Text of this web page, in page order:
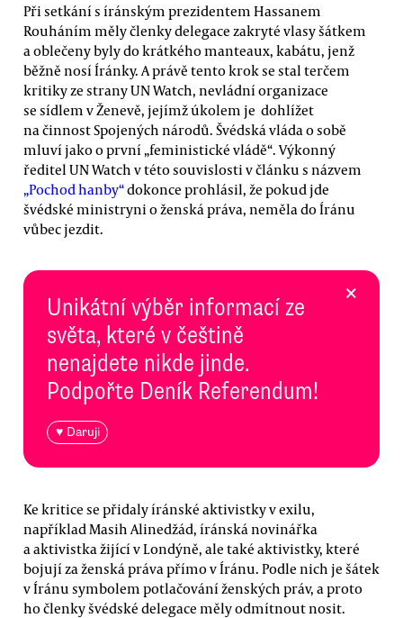
Při setkání s íránským prezidentem Hassanem
Rouháním měly členky delegace zakryté vlasy šátkem
a oblečeny byly do krátkého manteaux, kabátu, jenž
běžně nosí Íránky. A právě tento krok se stal terčem
kritiky ze strany UN Watch, nevládní organizace
se sídlem v Ženevě, jejímž úkolem je dohlížet
na činnost Spojených národů. Švédská vláda o sobě
mluví jako o první „feministické vládě“. Výkonný
ředitel UN Watch v této souvislosti v článku s názvem
„Pochod hanby“dokonce prohlásil, že pokud jde
švédské ministryni o ženská práva, neměla do Íránu
vůbec jezdit.
Unikátní výběr informací ze
světa, které v češtině
nenajdete nikde jinde.
Podpořte Deník Referendum!
♥ Daruji
×
Ke kritice se přidaly íránské aktivistky v exilu,
například Masih Alinedžád, íránská novinářka
a aktivistka žijící v Londýně, ale také aktivistky, které
bojují za ženská práva přímo v Íránu. Podle nich je šátek
v Íránu symbolem potlačování ženských práv, a proto
ho členky švédské delegace měly odmítnout nosit.